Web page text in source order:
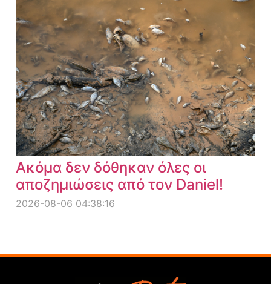
Ακόμα δεν δόθηκαν όλες οι
αποζημιώσεις από τον Daniel!
2026-08-06 04:38:16